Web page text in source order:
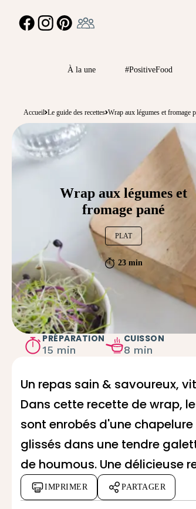
FACEBOOKINSTAGRAMPINTEREST
À la une #PositiveFood
Accueil Le guide des recettes Wrap aux légumes et fromage
Wrap aux légumes et
fromage pané
PLAT
23 min
PRÉPARATION
15 min
CUISSON
8 min
Un repas sain & savoureux,
Dans cette recette de wrap,
sont enrobés d'une
glissés dans une tendre
de houmous. Une délicieuse
IMPRIMER PARTAGER